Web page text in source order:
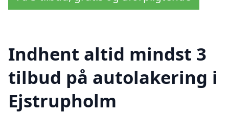
Indhent altid mindst 3
tilbud på autolakering i
Ejstrupholm